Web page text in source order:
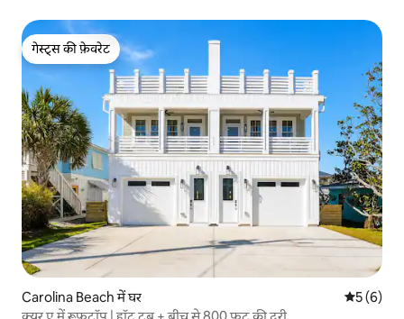
गेस्ट्स की फ़ेवरेट
गेस्ट्स की फ़ेवरेट
Carolina Beach में घर औसत रेटिंग
5 (6)